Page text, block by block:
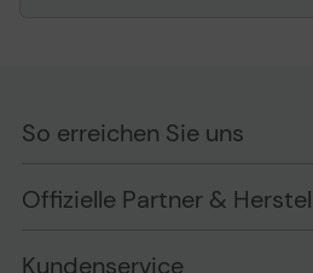
Offizielle Partner &
Kundenservice
So erreichen Sie uns
Schlesierring 35
Telefon: +49 (0) 2542 / 9558250